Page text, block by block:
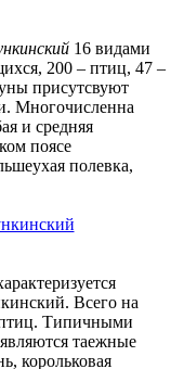
16 видами
200 – птиц, 47 –
присутсвуют
Многочисленна
и средняя
поясе
полевка,
Всего на
птиц. Типичными
таежные
корольковая